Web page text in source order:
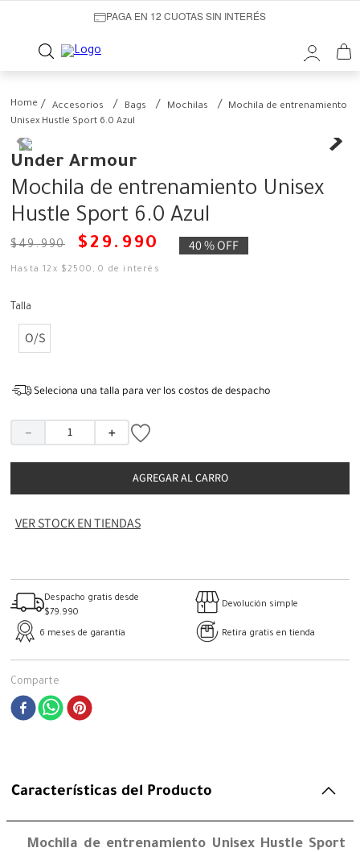
PAGA EN 12 CUOTAS SIN INTERÉS
Accesorios Bags Mochilas
Mochila de entrenamiento
Unisex Hustle Sport 6.0 Azul
Under Armour
Mochila de entrenamiento Unisex
Hustle Sport 6.0 Azul
$49.990 $ 29 . 990 40 %OFF
Hasta12 x $2500 ,0 de interés
Talla
O/S
Seleciona una talla para ver los costos de despacho
＋
－
AGREGAR AL CARRO
VER STOCK EN TIENDAS
Despacho gratis desde
$79.990
Devolución simple
6 meses de garantía Retira gratis en tienda
Comparte
Características del Producto
Mochila de entrenamiento Unisex Hustle Sport